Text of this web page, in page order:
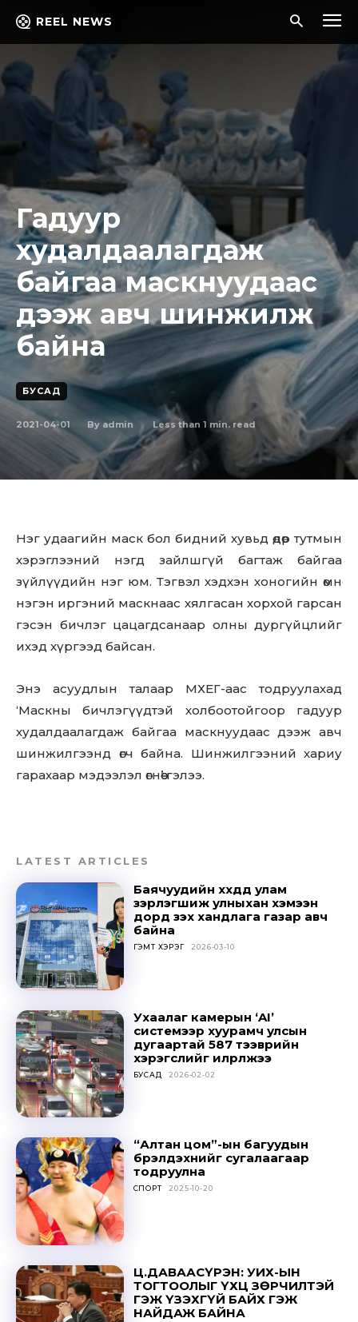
Don't miss
out!
SUBSCRIBE
REEL NEWS
Гадуур
худалдаалагдаж
байгаа маскнуудаас
дээж авч шинжилж
байна
БУСАД
2021-04-01 By admin Less than 1 min. read
Нэг удаагийн маск бол бидний хувьд өдөр тутмын
хэрэглээний нэгд зайлшгүй багтаж байгаа
зүйлүүдийн нэг юм. Тэгвэл хэдхэн хоногийн өмнө
нэгэн иргэний маскнаас хялгасан хорхой гарсан
гэсэн бичлэг цацагдсанаар олны дургүйцлийг
ихэд хүргээд байсан.
Энэ асуудлын талаар МХЕГ-аас тодруулахад
‘Маскны бичлэгүүдтэй холбоотойгоор гадуур
худалдаалагдаж байгаа маскнуудаас дээж авч
шинжилгээнд өгч байна. Шинжилгээний хариу
гарахаар мэдээлэл өгнөө’ гэлээ.
LATEST ARTICLES
Баячуудийн хүүхдүүд улам
зэрлэгшиж улныхан хэмээн
дорд үзэх хандлага газар авч
байна
ГЭМТ ХЭРЭГ 2026-03-10
Ухаалаг камерын ‘AI’
системээр хуурамч улсын
дугаартай 587 тээврийн
хэрэгслийг илрүүлжээ
БУСАД 2026-02-02
“Алтан цом”-ын багуудын
бүрэлдэхүүнийг сугалаагаар
тодруулна
СПОРТ 2025-10-20
Ц.ДАВААСҮРЭН: УИХ-ЫН
ТОГТООЛЫГ ҮХЦ ЗӨРЧИЛТЭЙ
ГЭЖ ҮЗЭХГҮЙ БАЙХ ГЭЖ
НАЙДАЖ БАЙНА